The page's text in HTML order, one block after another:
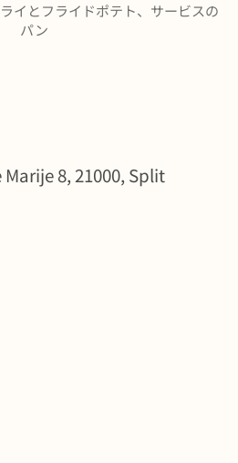
イとフライドポテト、サービスの
パン
8, 21000, Split